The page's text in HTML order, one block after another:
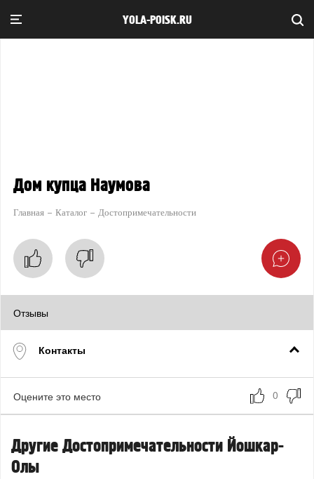
YOLA-POISK.RU
Дом купца Наумова
Главная Каталог Достопримечательности
Отзывы
Контакты
Оцените это место
Другие Достопримечательности Йошкар-
Олы